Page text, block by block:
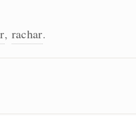
, rachar.